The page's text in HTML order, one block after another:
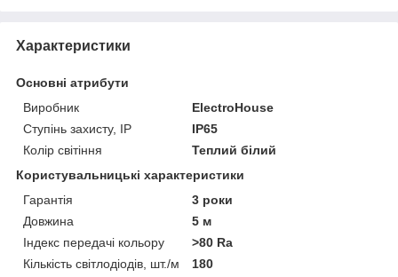
Характеристики
Основні атрибути
Виробник
ElectroHouse
Ступінь захисту, IP
IP65
Колір світіння
Теплий білий
Користувальницькі характеристики
Гарантія
3 роки
Довжина
5 м
Індекс передачі кольору
>80 Ra
Кількість світлодіодів, шт./м
180